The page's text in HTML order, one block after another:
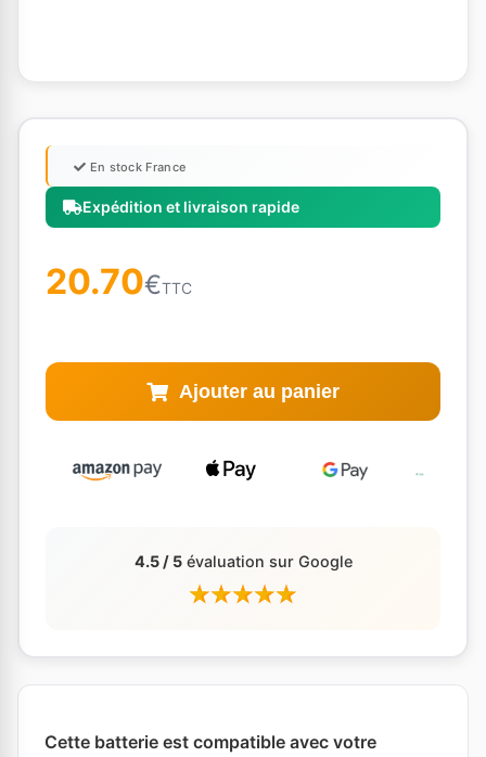
Expédition et livraison rapide
En stock France
20.70€TTC
Ajouter au panier
4.5 / 5évaluation sur Google
Cette batterie est compatible avec votre